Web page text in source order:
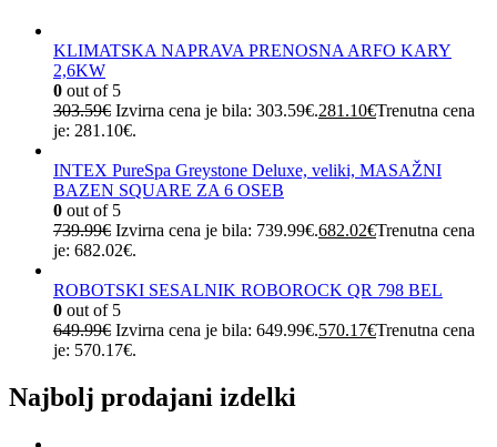
KLIMATSKA NAPRAVA PRENOSNA ARFO KARY
2,6KW
0 out of 5
303.59€ Izvirna cena je bila: 303.59€.281.10€Trenutna cena
je: 281.10€.
INTEX PureSpa Greystone Deluxe, veliki, MASAŽNI
BAZEN SQUARE ZA 6 OSEB
0 out of 5
739.99€ Izvirna cena je bila: 739.99€.682.02€Trenutna cena
je: 682.02€.
ROBOTSKI SESALNIK ROBOROCK QR 798 BEL
0 out of 5
649.99€ Izvirna cena je bila: 649.99€.570.17€Trenutna cena
je: 570.17€.
Najbolj prodajani izdelki